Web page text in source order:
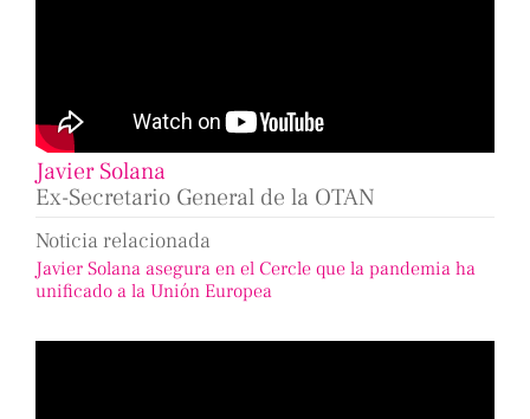
Javier Solana
Ex-Secretario General de la OTAN
Noticia relacionada
Javier Solana asegura en el Cercle que la pandemia ha
unificado a la Unión Europea